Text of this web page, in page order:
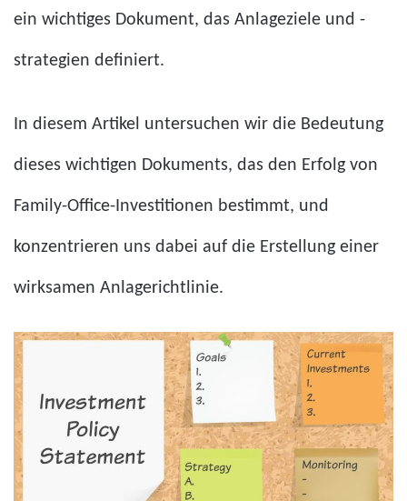
ein wichtiges Dokument, das Anlageziele und -
strategien definiert.
In diesem Artikel untersuchen wir die Bedeutung
dieses wichtigen Dokuments, das den Erfolg von
Family-Office-Investitionen bestimmt, und
konzentrieren uns dabei auf die Erstellung einer
wirksamen Anlagerichtlinie.